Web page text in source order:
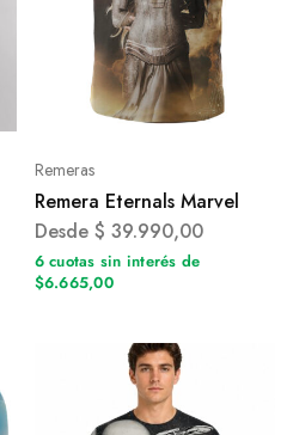
Remeras
Remera Eternals Marvel
Desde $ 39.990,00
6 cuotas sin interés de
$6.665,00